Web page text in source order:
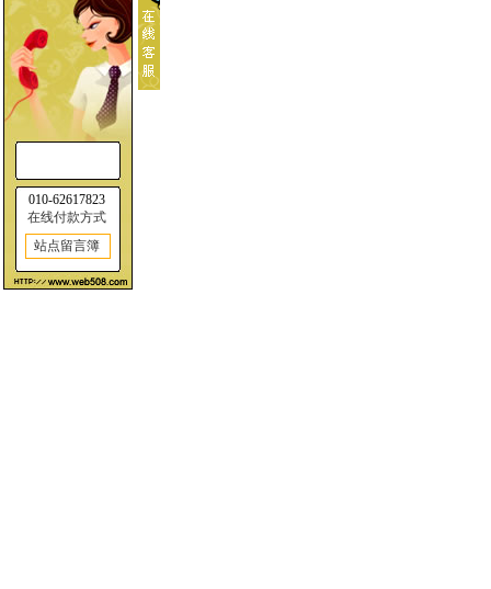
010-62617823
在线付款方式
站点留言簿